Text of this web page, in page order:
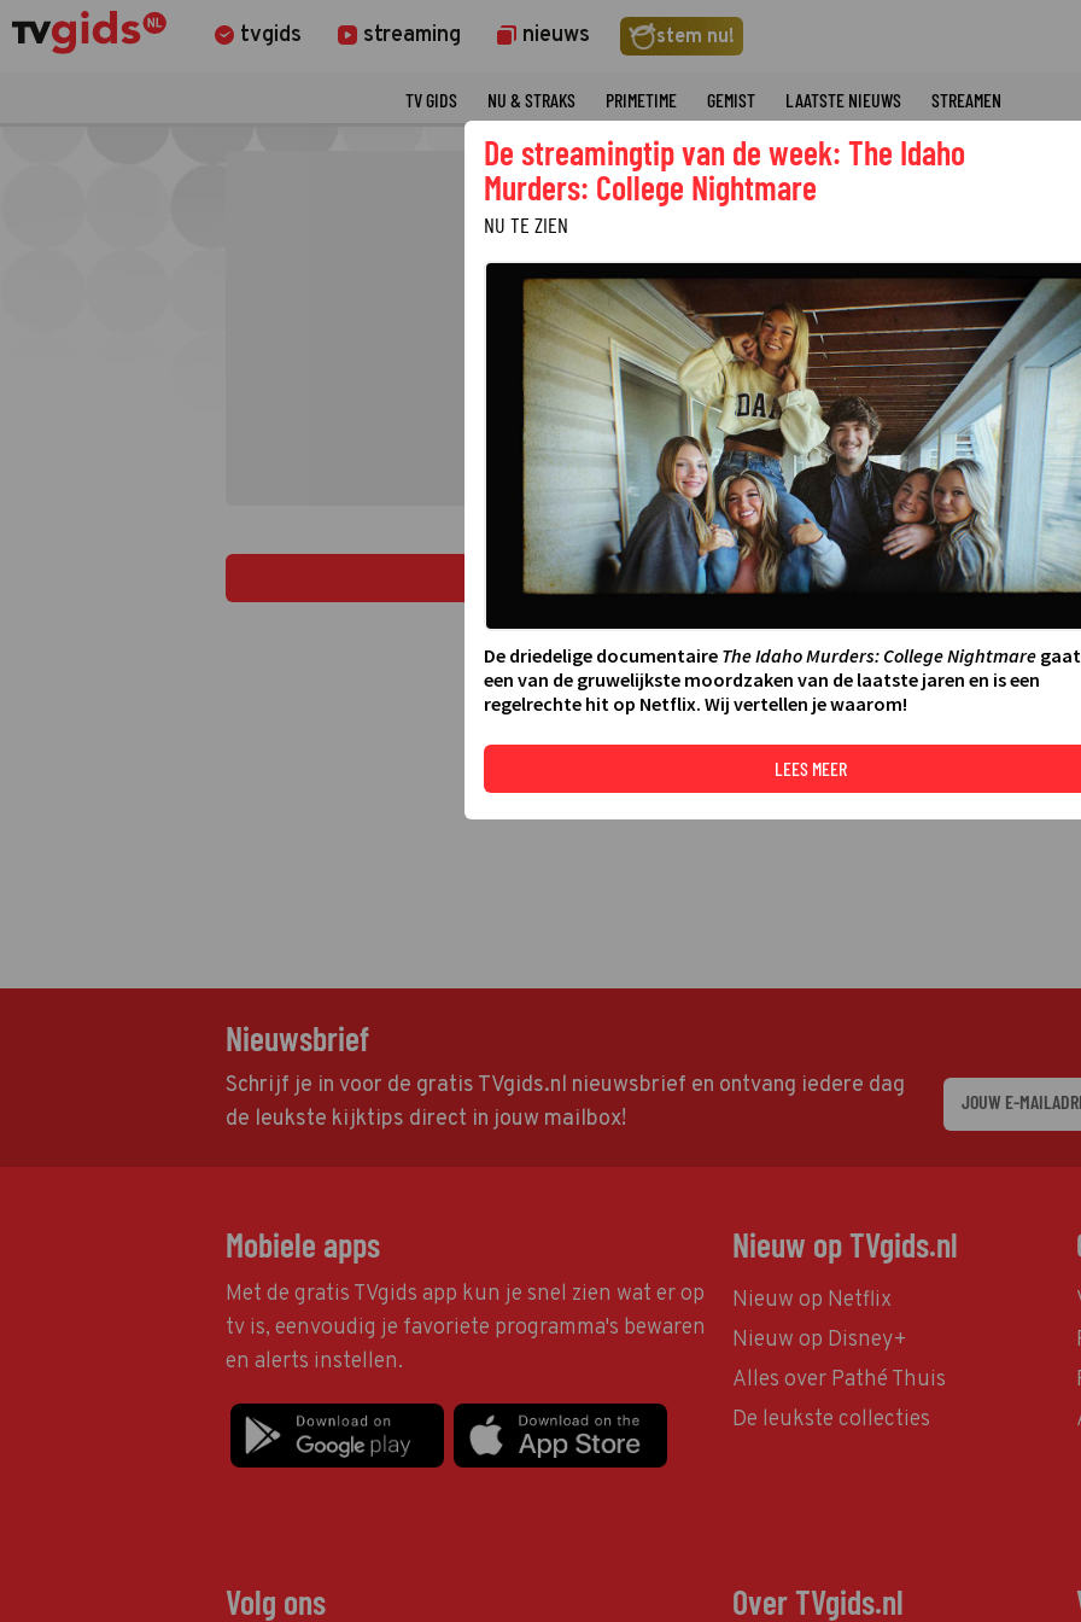
tvgids streaming nieuws stem nu!
TV GIDS NU & STRAKS PRIMETIME GEMIST LAATSTE NIEUWS STREAMEN
LEES MEER
Nieuwsbrief
Schrijf je in voor de gratis TVgids.nl nieuwsbrief en ontvang iedere dag
de leukste kijktips direct in jouw mailbox!
Mobiele apps
Met de gratis TVgids app kun je snel zien wat er op
tv is, eenvoudig je favoriete programma's bewaren
en alerts instellen.
Nieuw op TVgids.nl
Nieuw op Netflix
Nieuw op Disney+
Alles over Pathé Thuis
De leukste collecties
Volg ons Over TVgids.nl
De streamingtip van de week: The Idaho
Murders: College Nightmare
NU TE ZIEN
De driedelige documentaire The Idaho Murders: College Nightmaregaat
een van de gruwelijkste moordzaken van de laatste jaren en is een
regelrechte hit op Netflix. Wij vertellen je waarom!
LEES MEER